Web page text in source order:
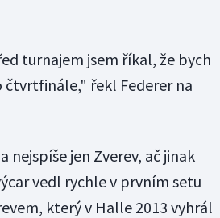
turnajem jsem říkal, že bych
řekl Federer na
nejspíše jen Zverev, ač jinak
vedl rychle v prvním setu
který v Halle 2013 vyhrál